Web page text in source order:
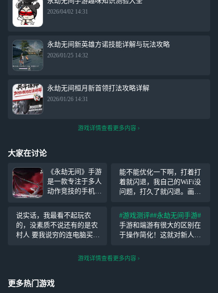
2026/04/02 14:31
永劫无间新英雄方诺技能详解与玩法攻略
2026/01/25 14:32
永劫无间桓月新首领打法攻略详解
2026/01/26 14:31
游戏详情查看更多内容
大家在讨论
《永劫无间》手游
是一款专注于多人
动作竞技的手机游
上线以来已经在全
球范围内引起了轰
动，打破了国产买
断制游戏的销量纪
《永劫无间》手游
公测。公测后，玩
家将有机
能不能优化一下啊，打着打
着就闪退，我自己的WiFi没
问题，打久了就闪退。画质
了
说实话，我最看不起玩农
的，没素质不说还有的是农
村人 要我说穷的连电脑买不
现在有些农村人和农批跑到
#游戏测评##永劫无间手游#
手游和端游有很大的区别在
于操作简化！这就对新人玩
应上手。但有点一在于手游
游戏详情查看更多内容
更多热门游戏